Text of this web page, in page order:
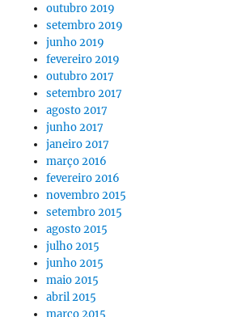
outubro 2019
setembro 2019
junho 2019
fevereiro 2019
outubro 2017
setembro 2017
agosto 2017
junho 2017
janeiro 2017
março 2016
fevereiro 2016
novembro 2015
setembro 2015
agosto 2015
julho 2015
junho 2015
maio 2015
abril 2015
março 2015